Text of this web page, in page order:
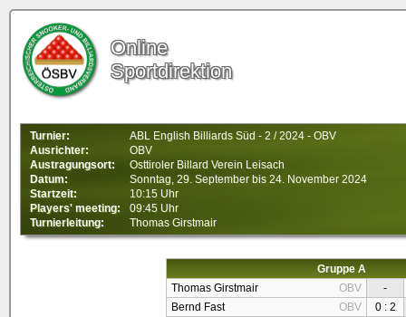
Online
Sportdirektion
Turnier:
ABL English Billiards Süd - 2 / 2024 - OBV
Ausrichter:
OBV
Austragungsort:
Osttiroler Billard Verein Leisach
Datum:
Sonntag, 29. September bis 24. November 2024
Startzeit:
10:15 Uhr
Players' meeting:
09:45 Uhr
Turnierleitung:
Thomas Girstmair
Gruppe A
Thomas Girstmair
OBV
-
Bernd Fast
OBV
0 : 2